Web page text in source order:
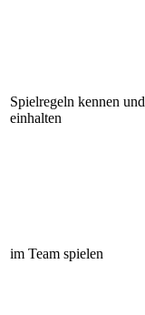
Spielregeln kennen und
einhalten
im Team spielen